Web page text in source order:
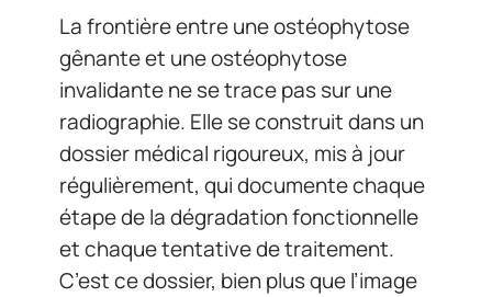
La frontière entre une ostéophytose
gênante et une ostéophytose
invalidante ne se trace pas sur une
radiographie. Elle se construit dans un
dossier médical rigoureux, mis à jour
régulièrement, qui documente chaque
étape de la dégradation fonctionnelle
et chaque tentative de traitement.
C’est ce dossier, bien plus que l’image